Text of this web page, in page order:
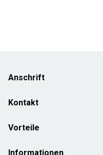
Anschrift
Kontakt
Vorteile
Informationen